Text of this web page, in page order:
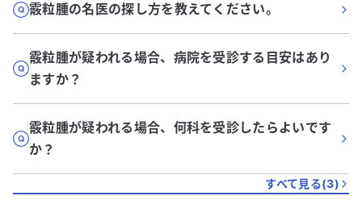
霰粒腫の名医の探し方を教えてください。
霰粒腫が疑われる場合、病院を受診する目安はあり
ますか？
霰粒腫が疑われる場合、何科を受診したらよいです
か？
すべて見る(3)